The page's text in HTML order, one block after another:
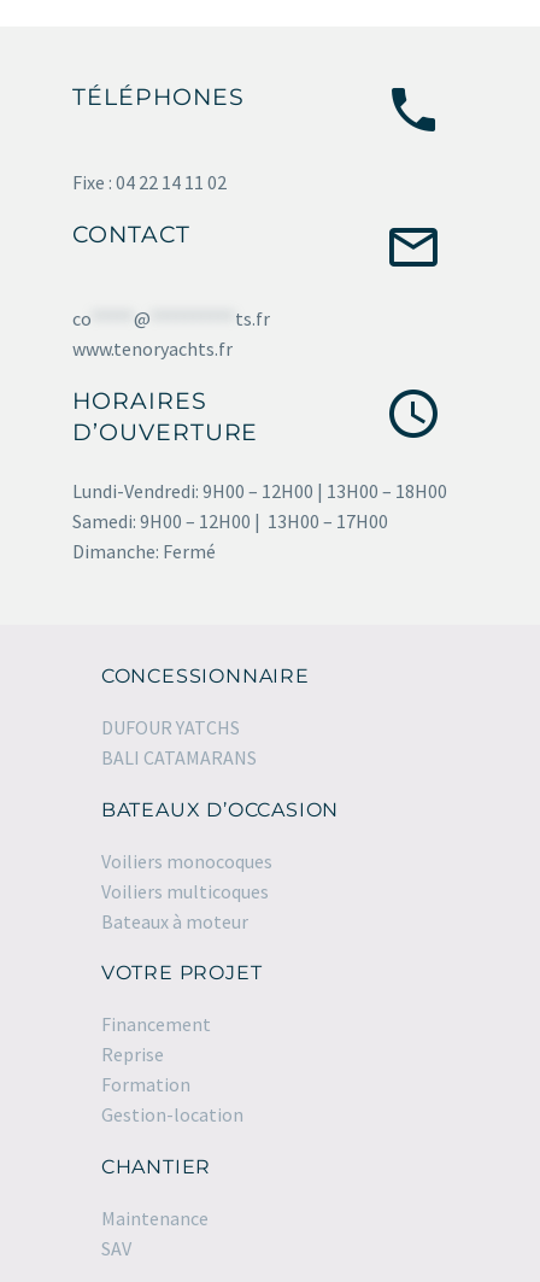


TÉLÉPHONES
Fixe : 04 22 14 11 02


CONTACT
co @
ts.fr
www.tenoryachts.fr


HORAIRES
D’OUVERTURE
Lundi-Vendredi: 9H00 – 12H00 | 13H00 – 18H00
Samedi: 9H00 – 12H00 | 13H00 – 17H00
Dimanche: Fermé
CONCESSIONNAIRE
DUFOUR YATCHS
BALI CATAMARANS
BATEAUX D’OCCASION
Voiliers monocoques
Voiliers multicoques
Bateaux à moteur
VOTRE PROJET
Financement
Reprise
Formation
Gestion-location
CHANTIER
Maintenance
SAV